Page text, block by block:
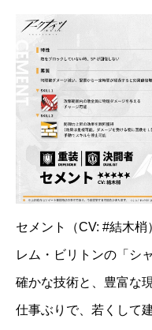
セメント（CV: #結木梢
レム・ビリトンの「シ
確かな技術と、豊富な
仕事ぶりで、若くして